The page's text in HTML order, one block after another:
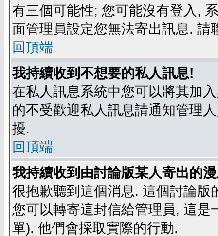
有三個可能性; 您可能沒有登入,
面管理員設定您無法寄出訊息. 請
回頂端
我持續收到不想要的私人訊息!
在私人訊息系統中您可以將其加
的不受歡迎私人訊息請通知管理
擾.
回頂端
我持續收到由討論版某人寄出的
很抱歉聽到這個消息. 這個討論
您可以轉寄這封信給管理員, 這
單). 他們會採取實際的行動.